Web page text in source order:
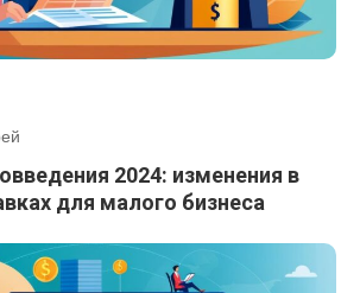
2024: изменения в
для малого бизнеса